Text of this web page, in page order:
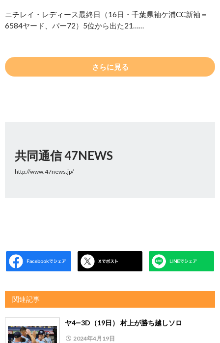
ニチレイ・レディース最終日（16日・千葉県袖ケ浦CC新袖＝
6584ヤード、パー72）5位から出た21……
さらに見る
共同通信 47NEWS
http://www.47news.jp/
関連記事
ヤ4―3D（19日） 村上が勝ち越しソロ
2024年4月19日